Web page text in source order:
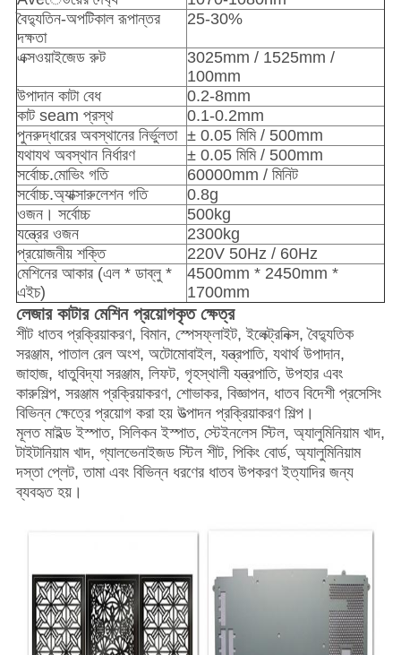
বৈদ্যুতিন-অপটিকাল রূপান্তর
দক্ষতা
25-30%
এক্সওয়াইজেড রুট
3025mm / 1525mm /
100mm
উপাদান কাটা বেধ
0.2-8mm
কাট seam প্রস্থ
0.1-0.2mm
পুনরুদ্ধারের অবস্থানের নির্ভুলতা ± 0.05 মিমি / 500mm
যথাযথ অবস্থান নির্ধারণ
± 0.05 মিমি / 500mm
সর্বোচ্চ.মোভিং গতি
60000mm / মিনিট
সর্বোচ্চ.অ্যাক্সারুলেশন গতি
0.8g
ওজন। সর্বোচ্চ
500kg
যন্ত্রের ওজন
2300kg
প্রয়োজনীয় শক্তি
220V 50Hz / 60Hz
মেশিনের আকার (এল * ডাব্লু *
এইচ)
4500mm * 2450mm *
1700mm
লেজার কাটার মেশিন প্রয়োগকৃত ক্ষেত্র
শীট ধাতব প্রক্রিয়াকরণ, বিমান, স্পেসফ্লাইট, ইলেক্ট্রনিক্স, বৈদ্যুতিক
সরঞ্জাম, পাতাল রেল অংশ, অটোমোবাইল, যন্ত্রপাতি, যথার্থ উপাদান,
জাহাজ, ধাতুবিদ্যা সরঞ্জাম, লিফট, গৃহস্থালী যন্ত্রপাতি, উপহার এবং
কারুশিল্প, সরঞ্জাম প্রক্রিয়াকরণ, শোভাকর, বিজ্ঞাপন, ধাতব বিদেশী প্রসেসিং
বিভিন্ন ক্ষেত্রে প্রয়োগ করা হয় উত্পাদন প্রক্রিয়াকরণ শিল্প।
মূলত মাইল্ড ইস্পাত, সিলিকন ইস্পাত, স্টেইনলেস স্টিল, অ্যালুমিনিয়াম খাদ,
টাইটানিয়াম খাদ, গ্যালভেনাইজড স্টিল শীট, পিকিং বোর্ড, অ্যালুমিনিয়াম
দস্তা প্লেট, তামা এবং বিভিন্ন ধরণের ধাতব উপকরণ ইত্যাদির জন্য
ব্যবহৃত হয়।